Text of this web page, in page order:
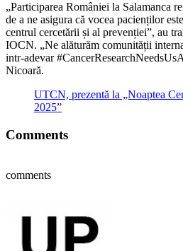
„Participarea României la Salamanca
de a ne asigura că vocea pacienților
centrul cercetării și al prevenției”, au
IOCN. „Ne alăturăm comunității
intr-adevar
Nicoară.
UTCN, prezentă la „Noaptea
2025”
Comments
comments